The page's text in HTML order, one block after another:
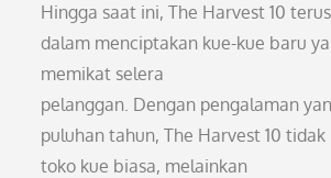
Hingga saat ini, The Harvest 10
dalam menciptakan kue-kue baru
memikat selera
pelanggan. Dengan pengalaman
puluhan tahun, The Harvest 10
toko kue biasa, melainkan